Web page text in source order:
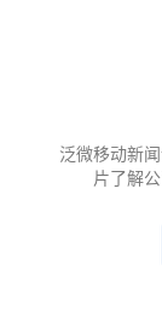
泛微移动新
片了解